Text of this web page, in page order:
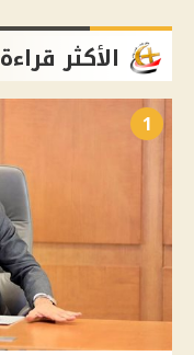
الأكثر قراءة
1